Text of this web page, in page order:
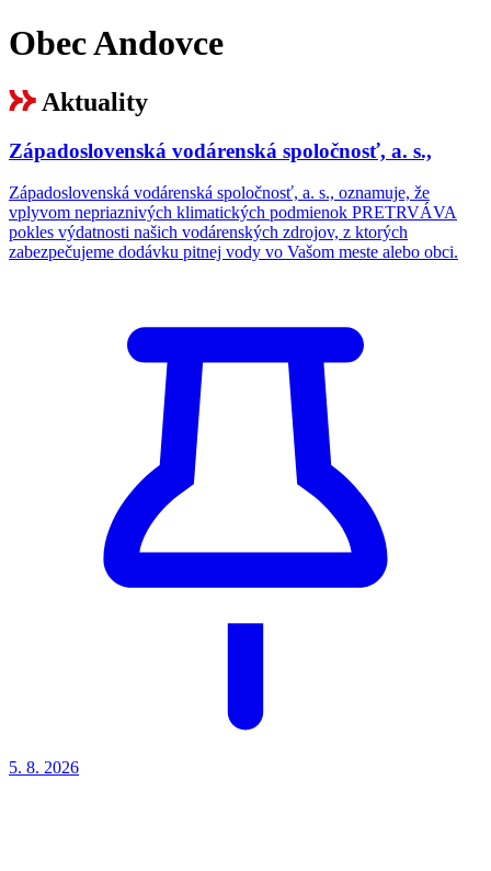
Obec Andovce
Aktuality
Západoslovenská vodárenská spoločnosť, a. s.,
Západoslovenská vodárenská spoločnosť, a. s., oznamuje, že
vplyvom nepriaznivých klimatických podmienok PRETRVÁVA
pokles výdatnosti našich vodárenských zdrojov, z ktorých
zabezpečujeme dodávku pitnej vody vo Vašom meste alebo obci.
5. 8. 2026